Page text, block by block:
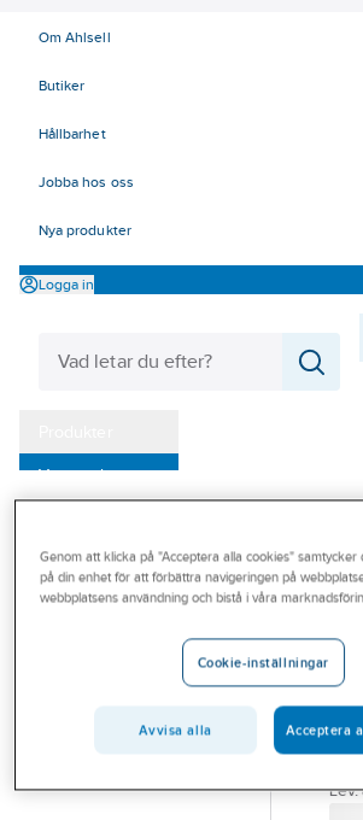
Om Ahlsell
Butiker
Hållbarhet
Jobba hos oss
Nya produkter
Logga in
Varumärken
Outlet
Branscher
Genom att klicka på "Acceptera alla cookies" samtycker
på din enhet för att förbättra navigeringen på
webbplatsens användning och bistå i våra
Cookie-inställningar
Avvisa alla Acceptera